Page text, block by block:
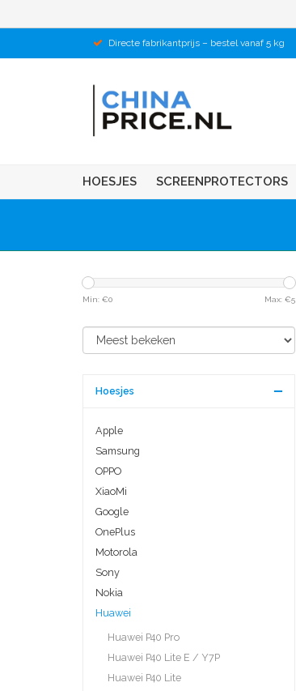
Directe fabrikantprijs – bestel vanaf 5 kg
HOESJES SCREENPROTECTORS
Min: €0 Max: €5
Hoesjes
Apple
Samsung
OPPO
XiaoMi
Google
OnePlus
Motorola
Sony
Nokia
Huawei
Huawei P40 Pro
Huawei P40 Lite E / Y7P
Huawei P40 Lite